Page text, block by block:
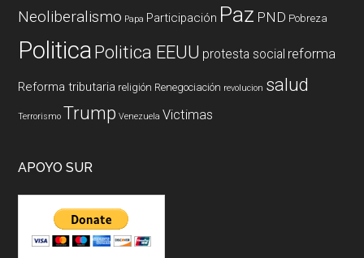
Neoliberalismo Papa Participación Paz PND Pobreza
PoliticaPolitica EEUU protesta social reforma
Reforma tributaria religión Renegociación revolucion salud
Terrorismo Trump Venezuela Victimas
APOYO SUR